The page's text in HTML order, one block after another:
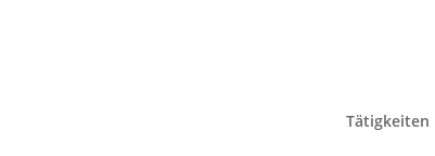
Tätigkeiten